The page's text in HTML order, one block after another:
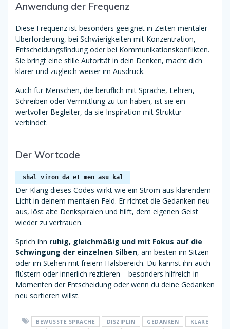
Anwendung der Frequenz
Diese Frequenz ist besonders geeignet in Zeiten mentaler
Überforderung, bei Schwierigkeiten mit Konzentration,
Entscheidungsfindung oder bei Kommunikationskonflikten.
Sie bringt eine stille Autorität in dein Denken, macht dich
klarer und zugleich weiser im Ausdruck.
Auch für Menschen, die beruflich mit Sprache, Lehren,
Schreiben oder Vermittlung zu tun haben, ist sie ein
wertvoller Begleiter, da sie Inspiration mit Struktur
verbindet.
Der Wortcode
shal viron da et men asu kal
Der Klang dieses Codes wirkt wie ein Strom aus klärendem
Licht in deinem mentalen Feld. Er richtet die Gedanken neu
aus, löst alte Denkspiralen und hilft, dem eigenen Geist
wieder zu vertrauen.
Sprich ihn ruhig, gleichmäßig und mit Fokus auf die
Schwingung der einzelnen Silben, am besten im Sitzen
oder im Stehen mit freiem Halsbereich. Du kannst ihn auch
flüstern oder innerlich rezitieren – besonders hilfreich in
Momenten der Entscheidung oder wenn du deine Gedanken
neu sortieren willst.
BEWUSSTE SPRACHE DISZIPLIN GEDANKEN
KLARE